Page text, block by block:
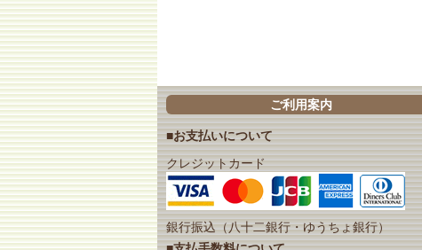
ご利用案内
■お支払いについて
クレジットカード
銀行振込（八十二銀行・ゆうちょ銀行）